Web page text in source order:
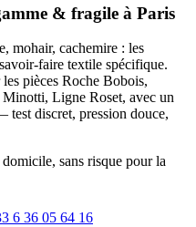
& fragile à Paris
mohair, cachemire : les
faire textile spécifique.
pièces Roche Bobois,
Ligne Roset, avec un
test discret, pression douce,
sans risque pour la
6 36 05 64 16